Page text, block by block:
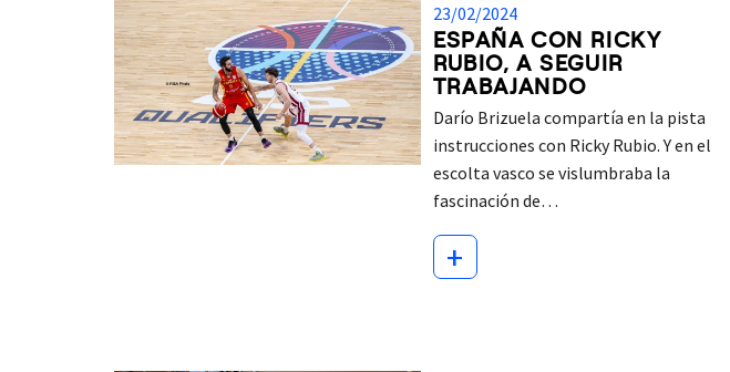
23/02/2024
ESPAÑA CON RICKY
RUBIO, A SEGUIR
TRABAJANDO
Darío Brizuela compartía en la pista
instrucciones con Ricky Rubio. Y en el
escolta vasco se vislumbraba la
fascinación de…
+